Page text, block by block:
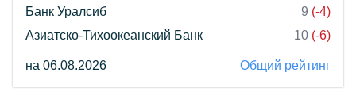
Банк Уралсиб
9 (-4)
Азиатско-Тихоокеанский Банк
10 (-6)
на 06.08.2026 Общий рейтинг